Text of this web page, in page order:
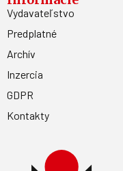
Vydavateľstvo
Predplatné
Archív
Inzercia
GDPR
Kontakty